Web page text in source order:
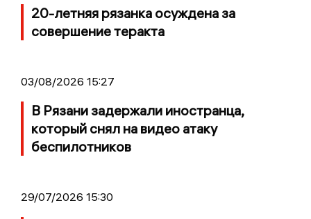
20-летняя рязанка осуждена за
совершение теракта
03/08/2026 15:27
В Рязани задержали иностранца,
который снял на видео атаку
беспилотников
29/07/2026 15:30